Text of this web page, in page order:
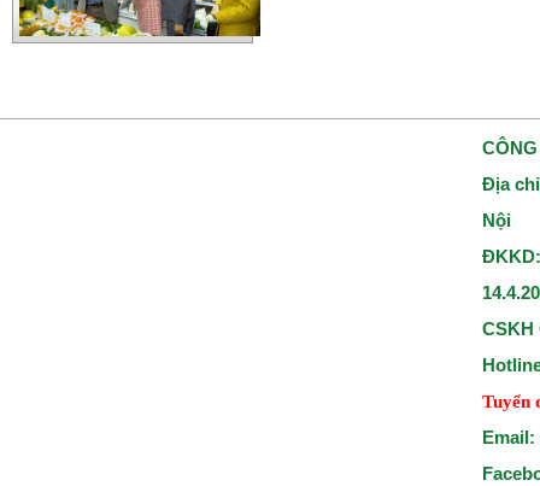
Địa
Nội
CSKH
Tuyển
Email: